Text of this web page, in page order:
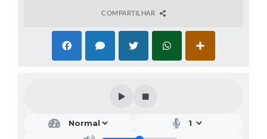
COMPARTILHAR